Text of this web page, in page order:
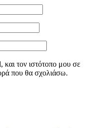
τον ιστότοπο μου σε
που θα σχολιάσω.